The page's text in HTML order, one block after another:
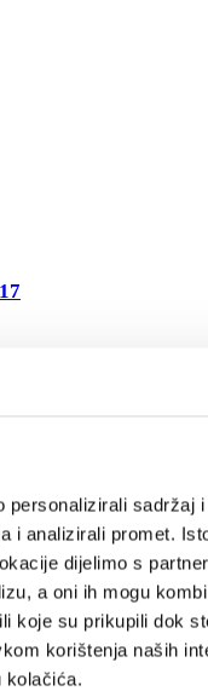
personalizirali sadržaj
i analizirali promet.
dijelimo s
a oni ih mogu
koje su prikupili dok
korištenja naših
kolačića.